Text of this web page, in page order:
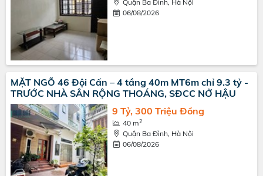
Quận Ba Đình, Hà Nội
06/08/2026
MẶT NGÕ 46 Đội Cấn – 4 tầng 40m MT6m chỉ 9.3 tỷ -
TRƯỚC NHÀ SÂN RỘNG THOÁNG, SĐCC NỞ HẬU
9 Tỷ, 300 Triệu Đồng
40 m2
Quận Ba Đình, Hà Nội
06/08/2026